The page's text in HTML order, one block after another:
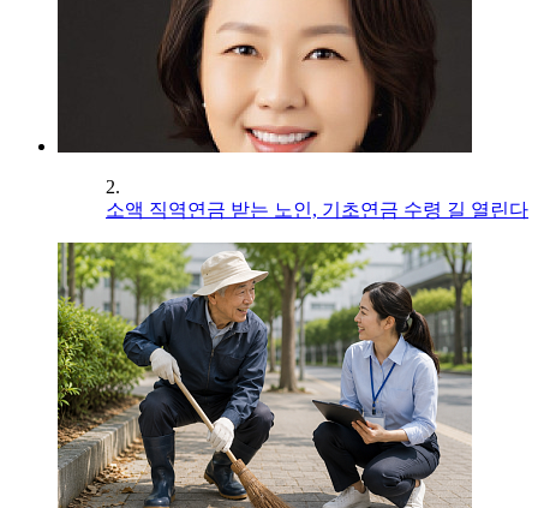
2.
소액 직역연금 받는 노인, 기초연금 수령 길 열린다